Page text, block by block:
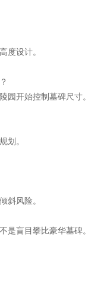
度设计。
园开始控制墓碑尺寸。
划。
斜风险。
是盲目攀比豪华墓碑。